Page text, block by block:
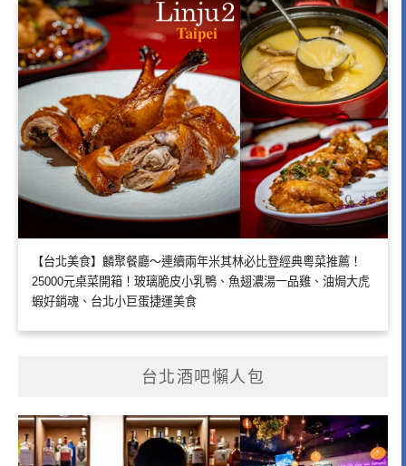
【台北美食】麟聚餐廳～連續兩年米其林必比登經典粵菜推薦！
25000元桌菜開箱！玻璃脆皮小乳鴨、魚翅濃湯一品雞、油焗大虎
蝦好銷魂、台北小巨蛋捷運美食
台北酒吧懶人包